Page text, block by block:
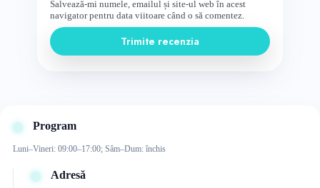
Salvează-mi numele, emailul și site-ul web în acest
navigator pentru data viitoare când o să comentez.
Trimite recenzia
Program
Luni–Vineri: 09:00–17:00; Sâm–Dum: închis
Adresă